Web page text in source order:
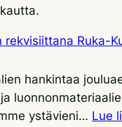
Ruka-
hankintaa
ystävieni… Lue